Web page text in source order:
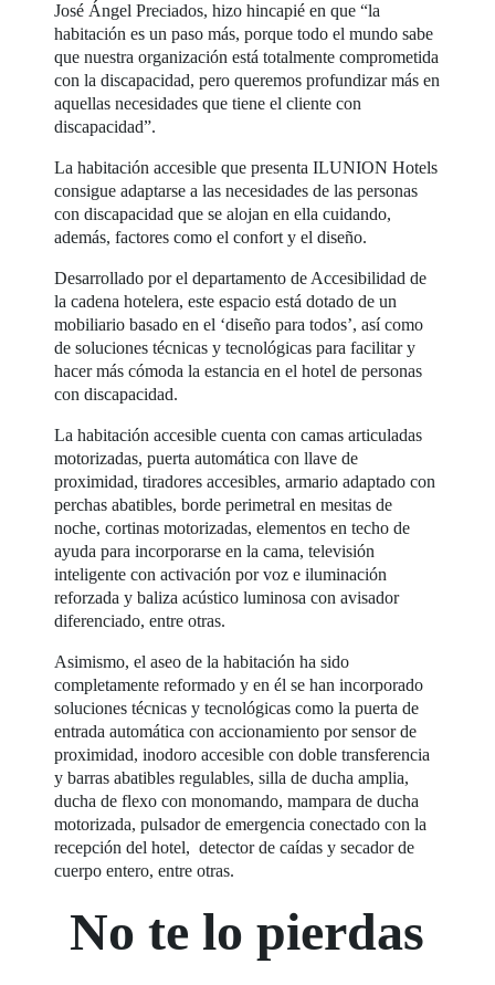
José Ángel Preciados, hizo hincapié en que “la
habitación es un paso más, porque todo el mundo sabe
que nuestra organización está totalmente comprometida
con la discapacidad, pero queremos profundizar más en
aquellas necesidades que tiene el cliente con
discapacidad”.
La habitación accesible que presenta ILUNION Hotels
consigue adaptarse a las necesidades de las personas
con discapacidad que se alojan en ella cuidando,
además, factores como el confort y el diseño.
Desarrollado por el departamento de Accesibilidad de
la cadena hotelera, este espacio está dotado de un
mobiliario basado en el ‘diseño para todos’, así como
de soluciones técnicas y tecnológicas para facilitar y
hacer más cómoda la estancia en el hotel de personas
con discapacidad.
La habitación accesible cuenta con camas articuladas
motorizadas, puerta automática con llave de
proximidad, tiradores accesibles, armario adaptado con
perchas abatibles, borde perimetral en mesitas de
noche, cortinas motorizadas, elementos en techo de
ayuda para incorporarse en la cama, televisión
inteligente con activación por voz e iluminación
reforzada y baliza acústico luminosa con avisador
diferenciado, entre otras.
Asimismo, el aseo de la habitación ha sido
completamente reformado y en él se han incorporado
soluciones técnicas y tecnológicas como la puerta de
entrada automática con accionamiento por sensor de
proximidad, inodoro accesible con doble transferencia
y barras abatibles regulables, silla de ducha amplia,
ducha de flexo con monomando, mampara de ducha
motorizada, pulsador de emergencia conectado con la
recepción del hotel, detector de caídas y secador de
cuerpo entero, entre otras.
No te lo pierdas